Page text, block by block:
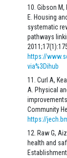
Gibson M,
E. Housing
systematic
pathways
https://
via%3Dihub
Curl A,
A. Physical
Community
https://
Raw G,
health and